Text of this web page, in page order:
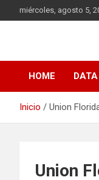
al
miércoles, agosto 5,
DATA
HOME
Inicio Union
Union